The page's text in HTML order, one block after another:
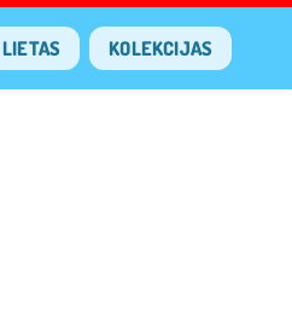
LIETAS KOLEKCIJAS